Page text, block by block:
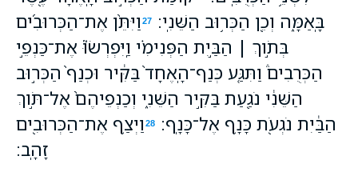
בָּֽאַמָּ֑ה וְכֵ֖ן הַכְּר֥וּב הַשֵּׁנִֽי׃
27 וַיִּתֵּ֨ן אֶת־הַכְּרוּבִ֜ים
בְּתֹ֣וךְ ׀ הַבַּ֣יִת הַפְּנִימִ֗י וַֽיִּפְרְשׂוּ֮ אֶת־כַּנְפֵ֣י
הַכְּרֻבִים֒ וַתִּגַּ֤ע כְּנַף־הָֽאֶחָד֙ בַּקִּ֔יר וּכְנַף֙ הַכְּר֣וּב
הַשֵּׁנִ֔י נֹגַ֖עַת בַּקִּ֣יר הַשֵּׁנִ֑י וְכַנְפֵיהֶם֙ אֶל־תֹּ֣וךְ
הַבַּ֔יִת נֹגְעֹ֖ת כָּנָ֥ף אֶל־כָּנָֽף׃
28 וַיְצַ֥ף אֶת־הַכְּרוּבִ֖ים
זָהָֽב׃